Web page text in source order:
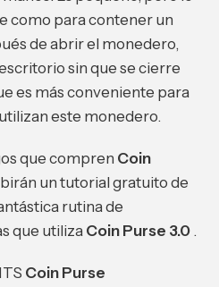
como para contener un
de abrir el monedero,
sin que se cierre
es más conveniente para
este monedero.
que compren Coin
un tutorial gratuito de
rutina de
que utiliza Coin Purse 3.0 .
Coin Purse